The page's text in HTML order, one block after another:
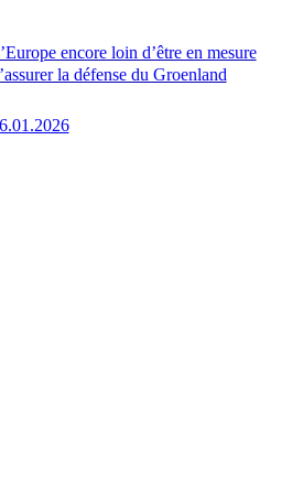
encore loin d’être en mesure
la défense du Groenland